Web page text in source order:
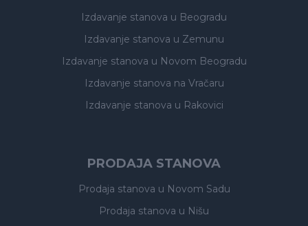
Izdavanje stanova u Beogradu
Izdavanje stanova u Zemunu
Izdavanje stanova u Novom Beogradu
Izdavanje stanova na Vračaru
Izdavanje stanova u Rakovici
PRODAJA STANOVA
Prodaja stanova u Novom Sadu
Prodaja stanova u Nišu